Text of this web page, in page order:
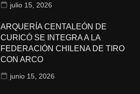
julio 15, 2026
ARQUERÍA CENTALEÓN DE
CURICÓ SE INTEGRA A LA
FEDERACIÓN CHILENA DE TIRO
CON ARCO
junio 15, 2026